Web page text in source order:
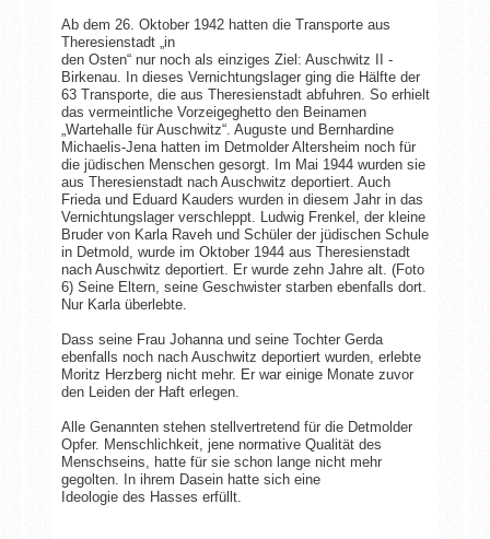
Ab dem 26. Oktober 1942 hatten die Transporte aus
Theresienstadt „in
den Osten“ nur noch als einziges Ziel: Auschwitz II -
Birkenau. In dieses Vernichtungslager ging die Hälfte der
63 Transporte, die aus Theresienstadt abfuhren. So erhielt
das vermeintliche Vorzeigeghetto den Beinamen
„Wartehalle für Auschwitz“. Auguste und Bernhardine
Michaelis-Jena hatten im Detmolder Altersheim noch für
die jüdischen Menschen gesorgt. Im Mai 1944 wurden sie
aus Theresienstadt nach Auschwitz deportiert. Auch
Frieda und Eduard Kauders wurden in diesem Jahr in das
Vernichtungslager verschleppt. Ludwig Frenkel, der kleine
Bruder von Karla Raveh und Schüler der jüdischen Schule
in Detmold, wurde im Oktober 1944 aus Theresienstadt
nach Auschwitz deportiert. Er wurde zehn Jahre alt. (Foto
6) Seine Eltern, seine Geschwister starben ebenfalls dort.
Nur Karla überlebte.
Dass seine Frau Johanna und seine Tochter Gerda
ebenfalls noch nach Auschwitz deportiert wurden, erlebte
Moritz Herzberg nicht mehr. Er war einige Monate zuvor
den Leiden der Haft erlegen.
Alle Genannten stehen stellvertretend für die Detmolder
Opfer. Menschlichkeit, jene normative Qualität des
Menschseins, hatte für sie schon lange nicht mehr
gegolten. In ihrem Dasein hatte sich eine
Ideologie des Hasses erfüllt.